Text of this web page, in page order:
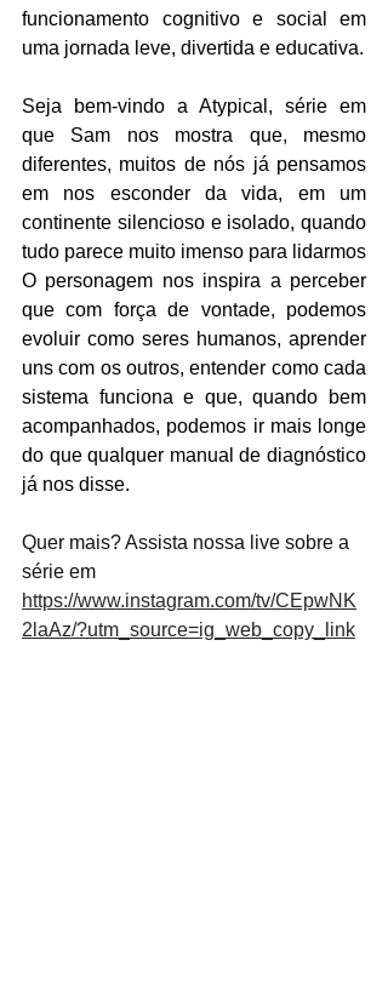
funcionamento cognitivo e social em
Seja bem-vindo a Atypical, série em
que Sam nos mostra que, mesmo
diferentes, muitos de nós já pensamos
em nos esconder da vida, em um
continente silencioso e isolado, quando
tudo parece muito imenso para lidarmos
O personagem nos inspira a perceber
que com força de vontade, podemos
evoluir como seres humanos, aprender
uns com os outros, entender como cada
sistema funciona e que, quando bem
acompanhados, podemos ir mais longe
do que qualquer manual de diagnóstico
já nos disse.
Quer mais? Assista nossa live sobre a
série em
https://www.instagram.com/tv/CEpwNK
2laAz/?utm_source=ig_web_copy_link